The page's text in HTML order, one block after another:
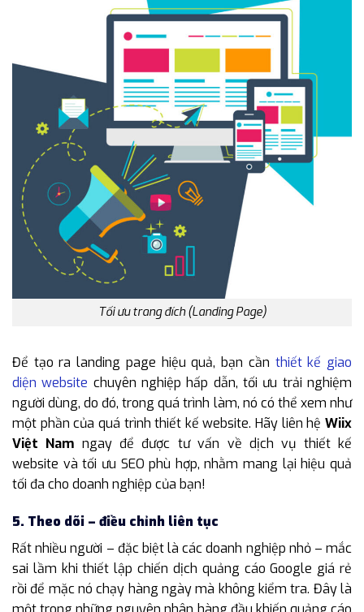
Tối ưu trang đích (Landing Page)
Để tạo ra landing page hiệu quả, bạn cần thiết kế giao
diện website chuyên nghiệp hấp dẫn, tối ưu trải nghiệm
người dùng, do đó, trong quá trình làm, nó có thể xem như
một phần của quá trình thiết kế website. Hãy liên hệ Wiix
Việt Nam ngay để được tư vấn về dịch vụ thiết kế
website và tối ưu SEO phù hợp, nhằm mang lại hiệu quả
tối đa cho doanh nghiệp của bạn!
5. Theo dõi – điều chỉnh liên tục
Rất nhiều người – đặc biệt là các doanh nghiệp nhỏ – mắc
sai lầm khi thiết lập chiến dịch quảng cáo Google giá rẻ
rồi để mặc nó chạy hàng ngày mà không kiểm tra. Đây là